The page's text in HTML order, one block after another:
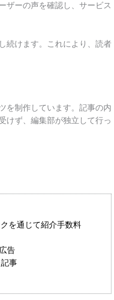
ザーの声を確認し、サービス
続けます。これにより、読者
を制作しています。記事の内
けず、編集部が独立して行っ
を通じて紹介手数料
告
事